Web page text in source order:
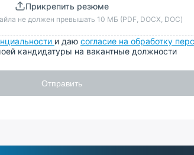
Прикрепить резюме
не должен превышать 10 МБ (PDF, DOCX, DOC)
и даю согласие на обработку
кандидатуры на вакантные должности
Отправить